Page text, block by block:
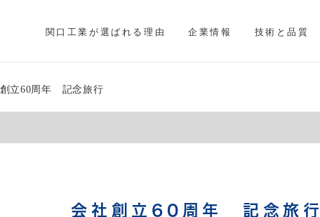
関口工業が選ばれる理由 企業情報 技術と品質
立60周年 記念旅行
会社創立60周年 記念旅行